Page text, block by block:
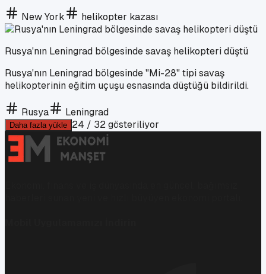
New York helikopter kazası
Rusya'nın Leningrad bölgesinde savaş helikopteri düştü
Rusya'nın Leningrad bölgesinde "Mi-28" tipi savaş
helikopterinin eğitim uçuşu esnasında düştüğü bildirildi.
Rusya Leningrad
Daha fazla yükle 24 / 32gösteriliyor